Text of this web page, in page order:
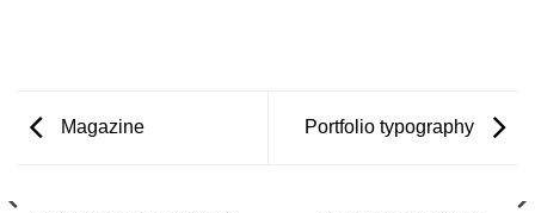
Magazine Portfolio typography